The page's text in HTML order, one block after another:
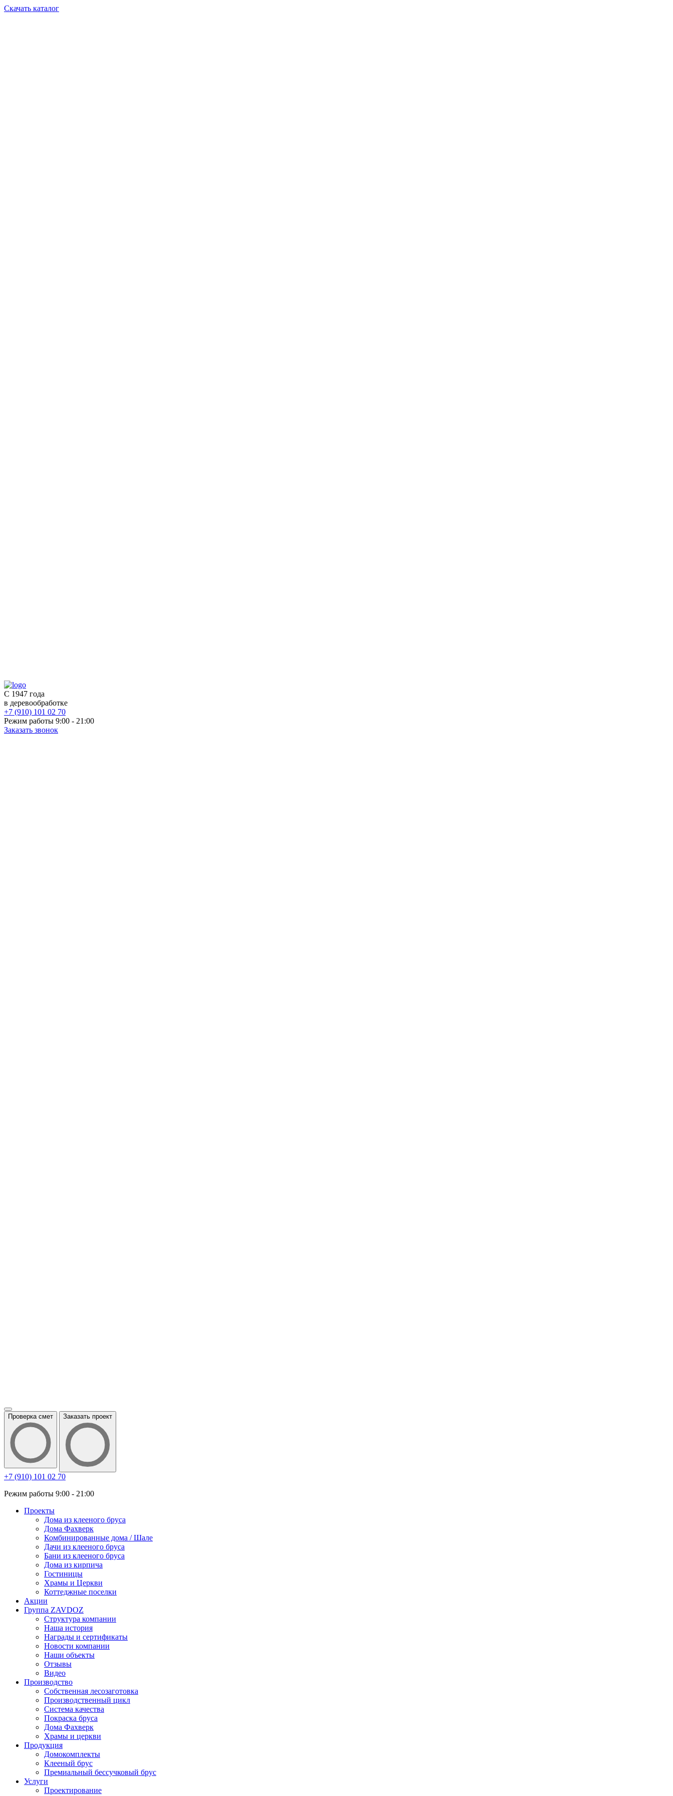
Скачать каталог
С 1947 года
в деревообработке
+7 (910) 101 02 70
Режим работы 9:00 - 21:00
Заказать звонок
Проверка смет Заказать проект
+7 (910) 101 02 70
Режим работы 9:00 - 21:00
Проекты
Дома из клееного бруса
Дома Фахверк
Комбинированные дома / Шале
Дачи из клееного бруса
Бани из клееного бруса
Дома из кирпича
Гостиницы
Храмы и Церкви
Коттеджные поселки
Акции
Группа ZAVDOZ
Структура компании
Наша история
Награды и сертификаты
Новости компании
Наши объекты
Отзывы
Видео
Производство
Собственная лесозаготовка
Производственный цикл
Система качества
Покраска бруса
Дома Фахверк
Храмы и церкви
Продукция
Домокомплекты
Клееный брус
Премиальный бессучковый брус
Услуги
Проектирование